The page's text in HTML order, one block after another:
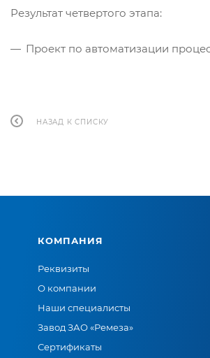
Результат четвертого этапа:
Проект по автоматизации
НАЗАД К СПИСКУ
КОМПАНИЯ
Реквизиты
О компании
Наши специалисты
Завод ЗАО «Ремеза»
Сертификаты